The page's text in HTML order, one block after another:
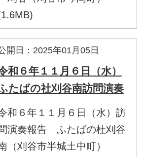
開日：2025年01月05日
和６年１１月６日（水）
たばの社刈谷南訪問演奏
和６年１１月６日（水）訪
演奏報告 ふたばの杜刈谷
（刈谷市半城土中町）